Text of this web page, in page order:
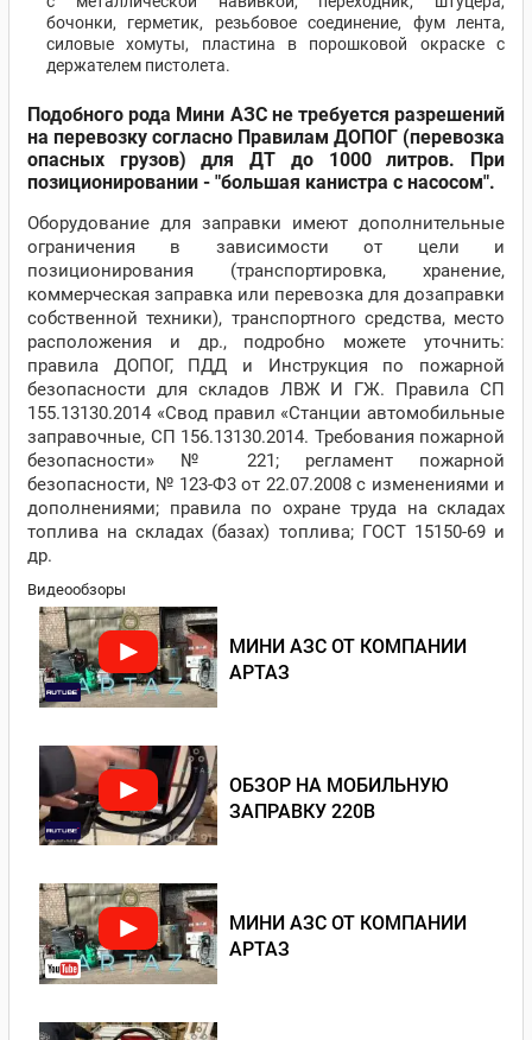
бочонки, герметик, резьбовое соединение, фум лента,
силовые хомуты, пластина в порошковой окраске с
держателем пистолета.
Подобного рода Мини АЗС не требуется разрешений
на перевозку согласно Правилам ДОПОГ (перевозка
опасных грузов) для ДТ до 1000 литров. При
позиционировании - "большая канистра с насосом".
Оборудование для заправки имеют дополнительные
ограничения в зависимости от цели и
позиционирования (транспортировка, хранение,
коммерческая заправка или перевозка для дозаправки
собственной техники), транспортного средства, место
расположения и др., подробно можете уточнить:
правила ДОПОГ, ПДД и Инструкция по пожарной
безопасности для складов ЛВЖ И ГЖ. Правила СП
155.13130.2014 «Свод правил «Станции автомобильные
заправочные, СП 156.13130.2014. Требования пожарной
безопасности» № 221; регламент пожарной
безопасности, № 123-Ф3 от 22.07.2008 с изменениями и
дополнениями; правила по охране труда на складах
топлива на складах (базах) топлива; ГОСТ 15150-69 и
др.
Видеообзоры
МИНИ АЗС ОТ КОМПАНИИ
АРТАЗ
ОБЗОР НА МОБИЛЬНУЮ
ЗАПРАВКУ 220В
МИНИ АЗС ОТ КОМПАНИИ
АРТАЗ